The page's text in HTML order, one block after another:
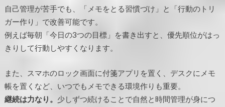
自己管理が苦手でも、「メモをとる習慣づけ」と「行動のトリ
ガー作り」で改善可能です。
例えば毎朝「今日の3つの目標」を書き出すと、優先順位がはっ
きりして行動しやすくなります。
また、スマホのロック画面に付箋アプリを置く、デスクにメモ
帳を置くなど、いつでもメモできる環境作りも重要。
継続は力なり。 少しずつ続けることで自然と時間管理が身につ